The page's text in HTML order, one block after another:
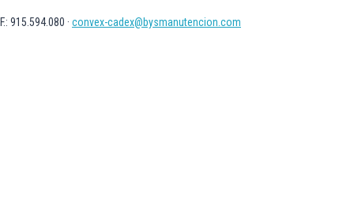
915.594.080 · convex-cadex@bysmanutencion.com